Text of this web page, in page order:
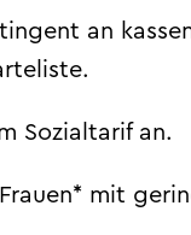
an
Sozialtarif an.
mit